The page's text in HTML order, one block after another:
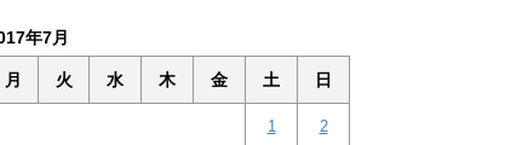
年7月
月 火 水 木 金 土 日
1 2